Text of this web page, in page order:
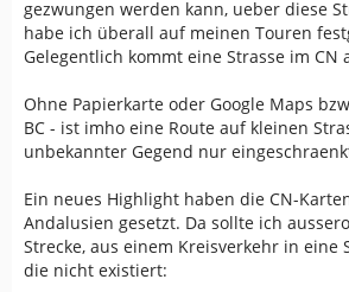
gezwungen werden kann, ueber diese
habe ich überall auf meinen Touren
Gelegentlich kommt eine Strasse im CN
Ohne Papierkarte oder Google Maps
BC - ist imho eine Route auf kleinen
unbekannter Gegend nur
Ein neues Highlight haben die CN-
Andalusien gesetzt. Da sollte ich
Strecke, aus einem Kreisverkehr in eine
die nicht existiert: